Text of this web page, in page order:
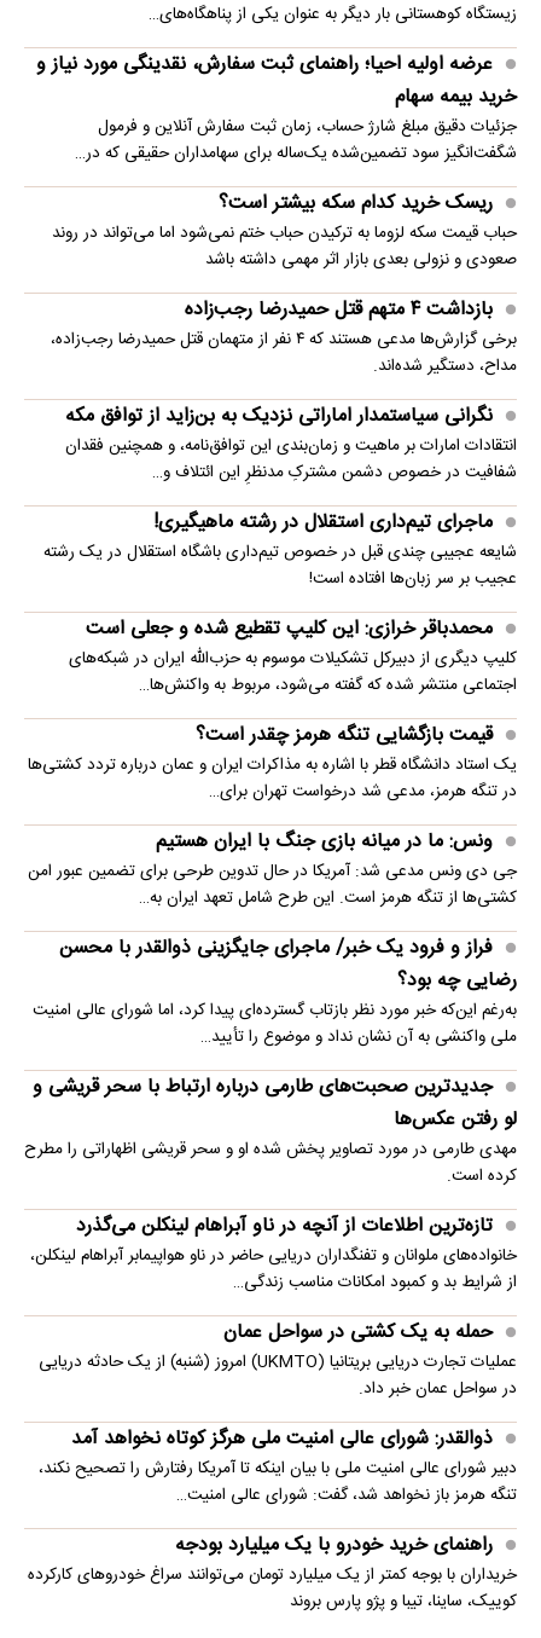
زیستگاه کوهستانی بار دیگر به عنوان یکی از پناهگاه‌های…
عرضه اولیه احیا؛ راهنمای ثبت سفارش، نقدینگی مورد نیاز و
خرید بیمه سهام
جزئیات دقیق مبلغ شارژ حساب، زمان ثبت سفارش آنلاین و فرمول
شگفت‌انگیز سود تضمین‌شده یک‌ساله برای سهامداران حقیقی که در…
ریسک خرید کدام سکه بیشتر است؟
حباب قیمت سکه لزوما به ترکیدن حباب ختم نمی‌شود اما می‌تواند در روند
صعودی و نزولی بعدی بازار اثر مهمی داشته باشد
بازداشت ۴ متهم قتل حمیدرضا رجب‌زاده
برخی گزارش‌ها مدعی هستند که ۴ نفر از متهمان قتل حمیدرضا رجب‌زاده،
مداح، دستگیر شده‌اند.
نگرانی سیاستمدار اماراتی نزدیک به بن‌زاید از توافق مکه
انتقادات امارات بر ماهیت و زمان‌بندی این توافق‌نامه، و همچنین فقدان
شفافیت در خصوص دشمن مشترکِ مدنظرِ این ائتلاف و…
ماجرای تیم‌داری استقلال در رشته ماهیگیری!
شایعه عجیبی چندی قبل در خصوص تیم‌داری باشگاه استقلال در یک رشته
عجیب بر سر زبان‌ها افتاده است!
محمدباقر خرازی: این کلیپ تقطیع شده و جعلی است
کلیپ دیگری از دبیرکل تشکیلات موسوم به حزب‌الله ایران در شبکه‌های
اجتماعی منتشر شده که گفته می‌شود، مربوط به واکنش‌ها…
قیمت بازگشایی تنگه هرمز چقدر است؟
یک استاد دانشگاه قطر با اشاره به مذاکرات ایران و عمان درباره تردد کشتی‌ها
در تنگه هرمز، مدعی شد درخواست تهران برای…
ونس: ما در میانه بازی جنگ با ایران هستیم
جی دی ونس مدعی شد: آمریکا در حال تدوین طرحی برای تضمین عبور امن
کشتی‌ها از تنگه هرمز است. این طرح شامل تعهد ایران به…
فراز و فرود یک خبر/ ماجرای جایگزینی ذوالقدر با محسن
رضایی چه بود؟
به‌رغم این‌که خبر مورد نظر بازتاب گسترده‌ای پیدا کرد، اما شورای عالی امنیت
ملی واکنشی به آن نشان نداد و موضوع را تأیید…
جدیدترین صحبت‌های طارمی درباره ارتباط با سحر قریشی و
لو رفتن عکس‌ها
مهدی طارمی در مورد تصاویر پخش شده او و سحر قریشی اظهاراتی را مطرح
کرده است.
تازه‌ترین اطلاعات از آنچه در ناو آبراهام لینکلن می‌گذرد
خانواده‌های ملوانان و تفنگداران دریایی حاضر در ناو هواپیمابر آبراهام لینکلن،
از شرایط بد و کمبود امکانات مناسب زندگی…
حمله به یک کشتی در سواحل عمان
عملیات تجارت دریایی بریتانیا (UKMTO) امروز (شنبه) از یک حادثه دریایی
در سواحل عمان خبر داد.
ذوالقدر: شورای عالی امنیت ملی هرگز کوتاه نخواهد آمد
دبیر شورای عالی امنیت ملی با بیان اینکه تا آمریکا رفتارش را تصحیح نکند،
تنگه هرمز باز نخواهد شد، گفت: شورای عالی امنیت…
راهنمای خرید خودرو با یک میلیارد بودجه
خریداران با بوجه کمتر از یک میلیارد تومان می‌توانند سراغ خودروهای کارکرده
کوییک، ساینا، تیبا و پژو پارس بروند